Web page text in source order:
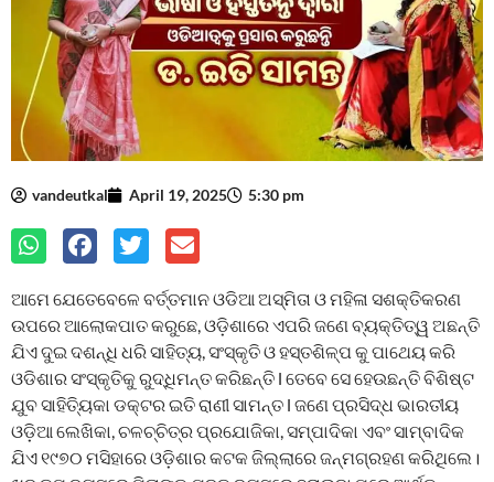
vandeutkal April 19, 2025 5:30 pm
ଆମେ ଯେତେବେଳେ ବର୍ତ୍ତମାନ ଓଡିଆ ଅସ୍ମିତା ଓ ମହିଳା ସଶକ୍ତିକରଣ
ଉପରେ ଆଲୋକପାତ କରୁଛେ, ଓଡ଼ିଶାରେ ଏପରି ଜଣେ ବ୍ୟକ୍ତିତ୍ୱ ଅଛନ୍ତି
ଯିଏ ଦୁଇ ଦଶନ୍ଧି ଧରି ସାହିତ୍ୟ, ସଂସ୍କୃତି ଓ ହସ୍ତଶିଳ୍ପ କୁ ପାଥେୟ କରି
ଓଡିଶାର ସଂସ୍କୃତିକୁ ରୁଦ୍ଧିମନ୍ତ କରିଛନ୍ତି l ତେବେ ସେ ହେଉଛନ୍ତି ବିଶିଷ୍ଟ
ଯୁବ ସାହିତ୍ୟିକା ଡକ୍ଟର ଇତି ରାଣୀ ସାମନ୍ତ l ଜଣେ ପ୍ରସିଦ୍ଧ ଭାରତୀୟ
ଓଡ଼ିଆ ଲେଖିକା, ଚଳଚ୍ଚିତ୍ର ପ୍ରଯୋଜିକା, ସମ୍ପାଦିକା ଏବଂ ସାମ୍ବାଦିକ
ଯିଏ ୧୯୭୦ ମସିହାରେ ଓଡ଼ିଶାର କଟକ ଜିଲ୍ଲାରେ ଜନ୍ମଗ୍ରହଣ କରିଥିଲେ।